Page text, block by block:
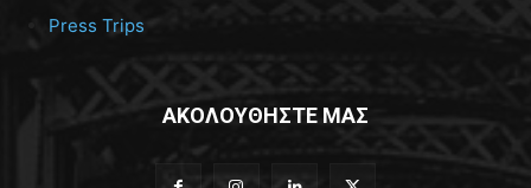
Press Trips
ΑΚΟΛΟΥΘΗΣΤΕ ΜΑΣ